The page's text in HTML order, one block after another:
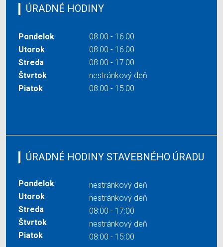
ÚRADNÉ HODINY
Pondelok
08:00 - 16:00
Utorok
08:00 - 16:00
Streda
08:00 - 17:00
Štvrtok
nestránkový deň
Piatok
08:00 - 15:00
ÚRADNÉ HODINY STAVEBNÉHO ÚRADU
Pondelok
nestránkový deň
Utorok
nestránkový deň
Streda
08:00 - 17:00
Štvrtok
nestránkový deň
Piatok
08:00 - 15:00